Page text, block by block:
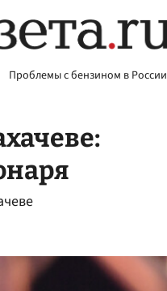
Проблемы с бензином в России